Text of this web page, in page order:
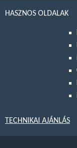
HASZNOS OLDALAK
TECHNIKAI AJÁNLÁS